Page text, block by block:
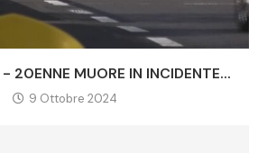
- 20ENNE MUORE IN INCIDENTE...
9 Ottobre 2024